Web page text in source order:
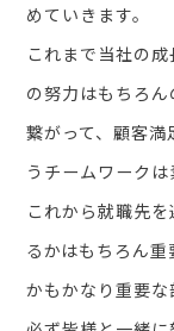
めていきます。
これまで当社の
の努力はもちろ
繋がって、顧客
うチームワークは
これから就職先
るかはもちろん
かもかなり重要な